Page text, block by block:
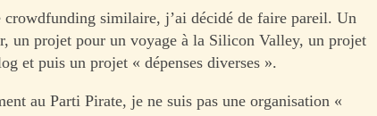
similaire, j’ai décidé de faire pareil. Un
un projet pour un voyage à la Silicon Valley, un projet
et puis un projet « dépenses diverses ».
au Parti Pirate, je ne suis pas une organisation «